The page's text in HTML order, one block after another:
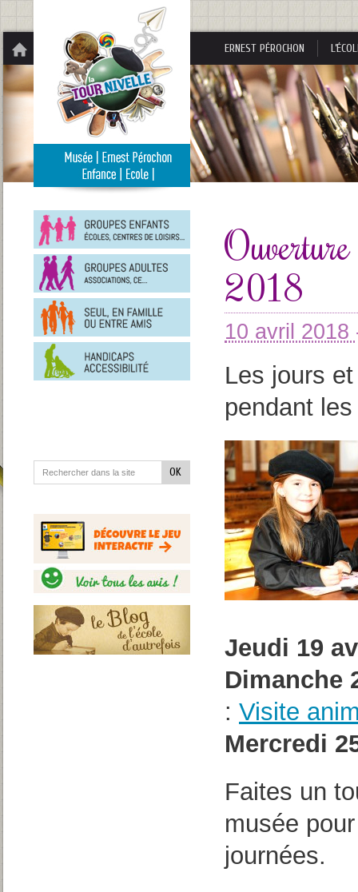
ERNEST PÉROCHON
Groupes
entre
Personnes
situation
de
2018
10 avril 2018
Les jours
pendant
Jeudi 19
Dimanche
: Visite
Mercredi
Faites un
musée
journées.